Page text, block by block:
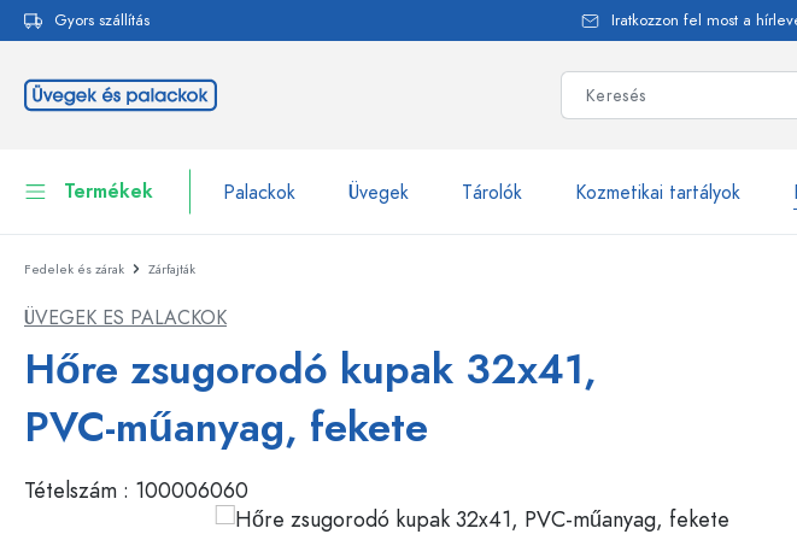
Ugrás a fő navigációhoz
Gyors szállítás Iratkozzon fel most a
Termékek Palackok Üvegek Tárolók Kozmetikai tartályok
Palackok
Tárolók
Edények
Kozmetikai tartályok
Palackok márka szerint
WECK-palackok
Csatos üvegpalackok
Szórópalackok
Fedelek és zárak Zárfajták
ÜVEGEK ES PALACKOK
Hőre zsugorodó kupak 32x41,
PVC-műanyag, fekete
Tételszám : 100006060